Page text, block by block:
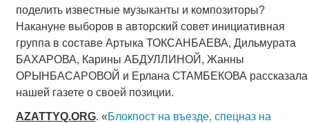
поделить известные музыканты и композиторы?
Накануне выборов в авторский совет инициативная
группа в составе Артыка ТОКСАНБАЕВА, Дильмурата
БАХАРОВА, Карины АБДУЛЛИНОЙ, Жанны
ОРЫНБАСАРОВОЙ и Ерлана СТАМБЕКОВА рассказала
нашей газете о своей позиции.
AZATTYQ.ORG. «Блокпост на въезде, спецназ на